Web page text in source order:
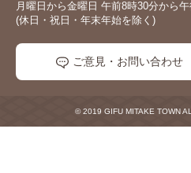
月曜日から金曜日 午前8時30分から
(休日・祝日・年末年始を除く)
ご意見・お問い合わせ
© 2019 GIFU MITAKE TOWN